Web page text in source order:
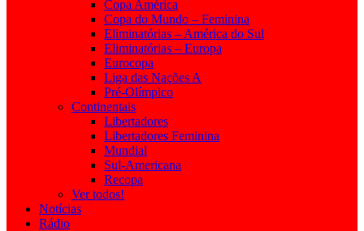
Copa América
Copa do Mundo – Feminina
Eliminatórias – América do Sul
Eliminatórias – Europa
Eurocopa
Liga das Nações A
Pré-Olímpico
Continentais
Libertadores
Libertadores Feminina
Mundial
Sul-Americana
Recopa
Ver todos!
Notícias
Rádio